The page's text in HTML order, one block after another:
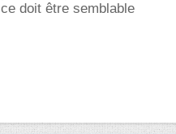
ce doit être semblable